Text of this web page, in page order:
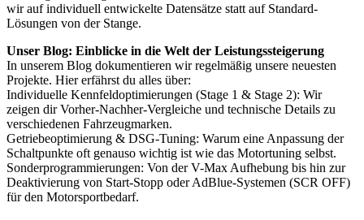
wir auf individuell entwickelte Datensätze statt auf Standard-
Lösungen von der Stange.
Unser Blog: Einblicke in die Welt der Leistungssteigerung
In unserem Blog dokumentieren wir regelmäßig unsere neuesten
Projekte. Hier erfährst du alles über:
Individuelle Kennfeldoptimierungen (Stage 1 & Stage 2): Wir
zeigen dir Vorher-Nachher-Vergleiche und technische Details zu
verschiedenen Fahrzeugmarken.
Getriebeoptimierung & DSG-Tuning: Warum eine Anpassung der
Schaltpunkte oft genauso wichtig ist wie das Motortuning selbst.
Sonderprogrammierungen: Von der V-Max Aufhebung bis hin zur
Deaktivierung von Start-Stopp oder AdBlue-Systemen (SCR OFF)
für den Motorsportbedarf.